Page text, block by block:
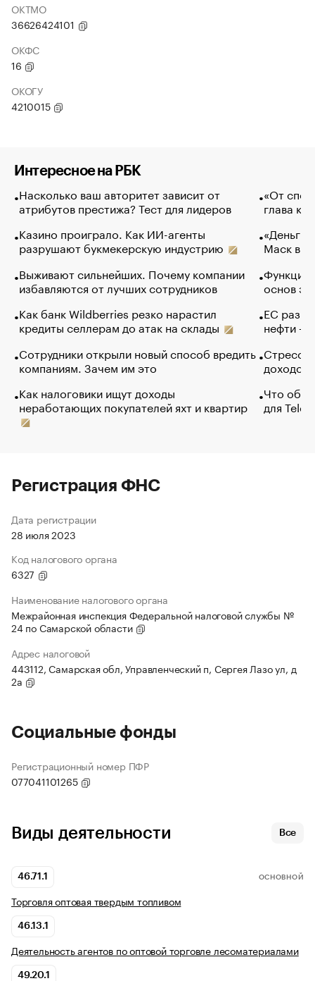
ОКТМО
36626424101
ОКФС
16
ОКОГУ
4210015
Интересное на РБК
Насколько ваш авторитет зависит от
атрибутов престижа? Тест для лидеров
Казино проиграло. Как ИИ-агенты
разрушают букмекерскую индустрию
Выживают сильнейших. Почему компании
избавляются от лучших сотрудников
Как банк Wildberries резко нарастил
кредиты селлерам до атак на склады
Сотрудники открыли новый способ вредить
компаниям. Зачем им это
Как налоговики ищут доходы
неработающих покупателей яхт и квартир
«От
глава
«Деньги
Маск в
Функции
основ
ЕС
нефти —
Стресс
доходов
Что
для
Регистрация ФНС
Дата регистрации
28 июля 2023
Код налогового органа
6327
Наименование налогового органа
Межрайонная инспекция Федеральной налоговой службы №
24 по Самарской области
Адрес налоговой
443112, Самарская обл, Управленческий п, Сергея Лазо ул, д
2а
Социальные фонды
Регистрационный номер ПФР
077041101265
Виды деятельности Все
46.71.1 ОСНОВНОЙ
Торговля оптовая твердым топливом
46.13.1
Деятельность агентов по оптовой торговле лесоматериалами
49.20.1